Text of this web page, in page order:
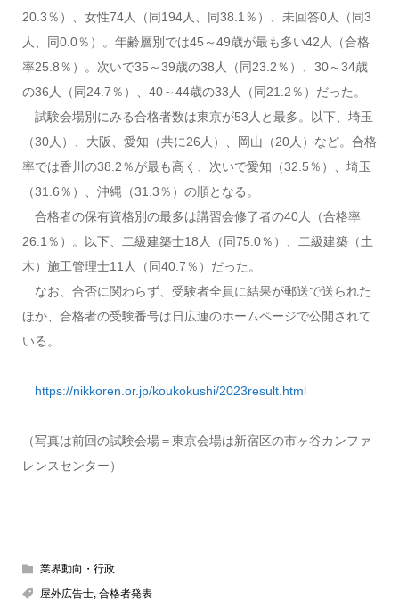
20.3％）、女性74人（同194人、同38.1％）、未回答0人（同3
人、同0.0％）。年齢層別では45～49歳が最も多い42人（合格
率25.8％）。次いで35～39歳の38人（同23.2％）、30～34歳
の36人（同24.7％）、40～44歳の33人（同21.2％）だった。
試験会場別にみる合格者数は東京が53人と最多。以下、埼玉
（30人）、大阪、愛知（共に26人）、岡山（20人）など。合格
率では香川の38.2％が最も高く、次いで愛知（32.5％）、埼玉
（31.6％）、沖縄（31.3％）の順となる。
合格者の保有資格別の最多は講習会修了者の40人（合格率
26.1％）。以下、二級建築士18人（同75.0％）、二級建築（土
木）施工管理士11人（同40.7％）だった。
なお、合否に関わらず、受験者全員に結果が郵送で送られた
ほか、合格者の受験番号は日広連のホームページで公開されて
いる。
https://nikkoren.or.jp/koukokushi/2023result.html
（写真は前回の試験会場＝東京会場は新宿区の市ヶ谷カンファ
レンスセンター）
業界動向・行政
屋外広告士, 合格者発表